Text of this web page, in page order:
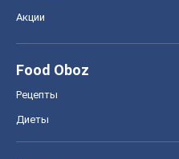
Акции
Food Oboz
Рецепты
Диеты